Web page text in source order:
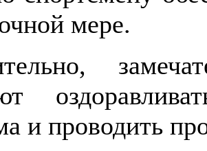
мере.
и проводить